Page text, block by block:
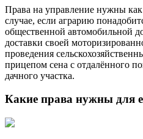
Права на управление нужны как
случае, если аграрию
общественной автомобильной
доставки своей
проведения
прицепом сена с отдалённого
дачного участка.
Какие права нужны для